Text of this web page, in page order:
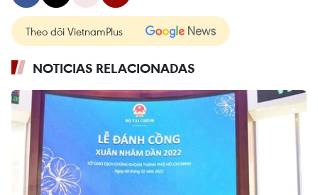
Theo dõi VietnamPlus
NOTICIAS RELACIONADAS